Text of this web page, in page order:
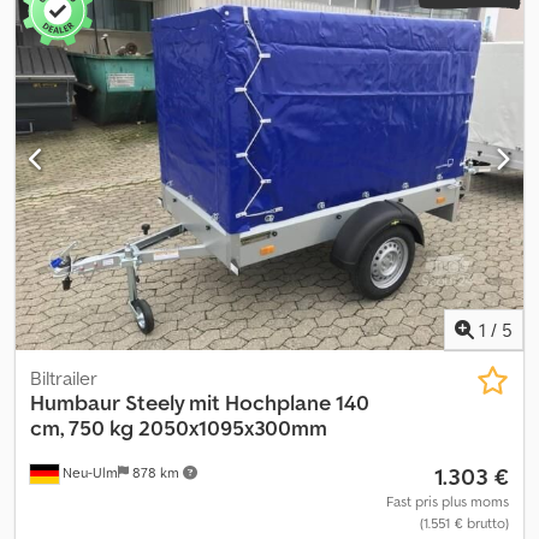
cm Udvendige mål (L x B x H): 292 x 149 x 205 cm Dækmontering:
13'' Forudsætning for 100 km/t
1 / 5
Neu-Ulm 878 km
Biltrailer
Humbaur Steely mit Hochplane 140
cm, 750 kg 2050x1095x300mm
1.303 €
Fast pris plus moms
(1.551 € brutto)